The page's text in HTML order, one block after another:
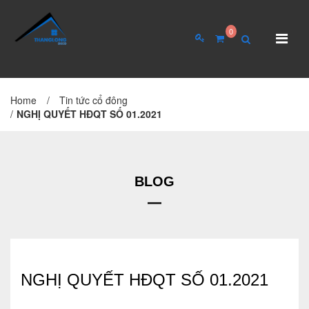
0
TRANG CHỦ
Hồ sơ năng lực
Tin tức cổ đông
Home /
Tin tức cổ đông
/ NGHỊ QUYẾT HĐQT SỐ 01.2021
BLOG
NGHỊ QUYẾT HĐQT SỐ 01.2021